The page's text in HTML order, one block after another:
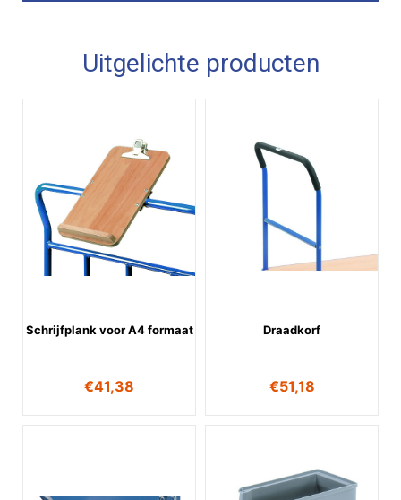
Uitgelichte producten
Schrijfplank voor A4 formaat
€41,38
Draadkorf
€51,18